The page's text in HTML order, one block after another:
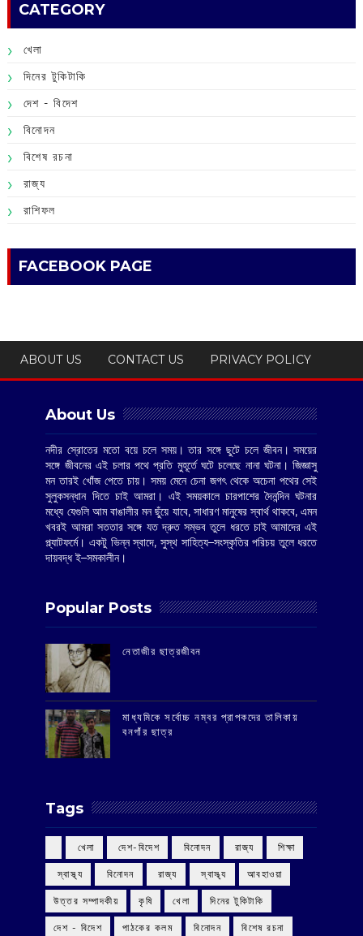
CATEGORY
খেলা
দিনের টুকিটাকি
দেশ - বিদেশ
বিনোদন
বিশেষ রচনা
রাজ্য
রাশিফল
FACEBOOK PAGE
ABOUT US CONTACT US PRIVACY POLICY
About Us
নদীর স্রোতের মতো বয়ে চলে সময়। তার সঙ্গে ছুটে চলে জীবন। সময়ের
সঙ্গে জীবনের এই চলার পথে প্রতি মুহূর্তে ঘটে চলেছে নানা ঘটনা। জিজ্ঞাসু
মন তারই খোঁজ পেতে চায়। সময় মেনে চেনা জগৎ থেকে অচেনা পথের সেই
সুলুকসন্ধান দিতে চাই আমরা। এই সময়কালে চারপাশের দৈনন্দিন ঘটনার
মধ্যে যেগুলি আম বাঙালীর মন ছুঁয়ে যাবে, সাধারণ মানুষের স্বার্থ থাকবে, এমন
খবরই আমরা সততার সঙ্গে যত দ্রুত সম্ভব তুলে ধরতে চাই আমাদের এই
প্ল্যাটফর্মে। একটু ভিন্ন স্বাদে, সুস্থ সাহিত্য–সংস্কৃতির পরিচয় তুলে ধরতে
দায়বদ্ধ ই–সমকালীন।
Popular Posts
‌নেতাজীর ছাত্রজীবন
মাধ্যমিকে সর্বোচ্চ নম্বর প্রাপকদের তালিকায়
বনগাঁর ছাত্র
Tags
‌ খেলা ‌ দেশ-বিদেশ ‌ বিনোদন ‌ রাজ্য ‌ শিক্ষা
‌ স্বাস্থ্য ‌ বিনোদন ‌ রাজ্য ‌ স্বাস্থ্য আবহাওয়া
উত্তর সম্পাদকীয় কৃষি খেলা দিনের টুকিটাকি
দেশ - বিদেশ পাঠকের কলম বিনোদন বিশেষ রচনা